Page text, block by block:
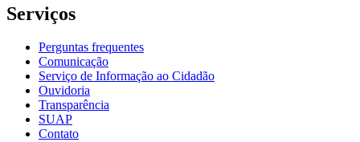
Serviços
Perguntas frequentes
Comunicação
Serviço de Informação ao Cidadão
Ouvidoria
Transparência
SUAP
Contato